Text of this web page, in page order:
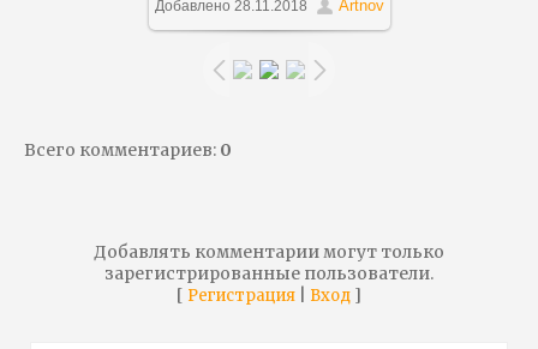
750x528 / 88.9Kb
Добавлено 28.11.2018 Artnov
Всего комментариев: 0
Добавлять комментарии могут только
зарегистрированные пользователи.
[ Регистрация Вход ]